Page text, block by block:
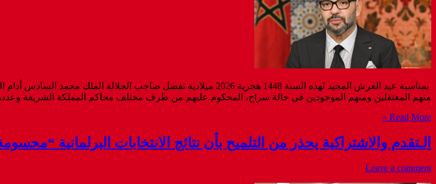
بمناسبة عيد العرش المجيد لهذه السنة 1448 هجرية 2026 ميلادية تفضل
منهم المعتقلين ومنهم الموجودين في حالة سراح، المحكوم عليهم من طرف مختلف محاكم المملكة الشريفة وعددهم 1788 شخصا. وفي ما يلي نص البلاغ الذي أصدرته وزارة العدل بهذا
Read More »
الـتقدم والاشتراكية يحذر من التلميح بأن نتائج الانتخابات البرلمانية
Leave a comment